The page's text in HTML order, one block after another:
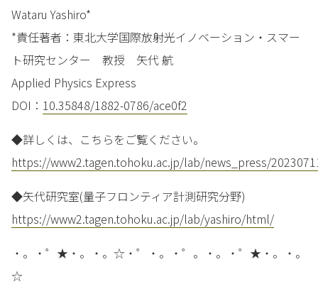
Wataru Yashiro*
*責任著者：東北大学国際放射光イノベーション・スマー
ト研究センター 教授 矢代 航
Applied Physics Express
DOI： 10.35848/1882-0786/ace0f2
◆詳しくは、こちらをご覧ください。
https://www2.tagen.tohoku.ac.jp/lab/news_press/
◆矢代研究室(量子フロンティア計測研究分野)
https://www2.tagen.tohoku.ac.jp/lab/yashiro/html/
・。・゜★・。・。☆・゜・。・゜。・。・゜★・。・。
☆